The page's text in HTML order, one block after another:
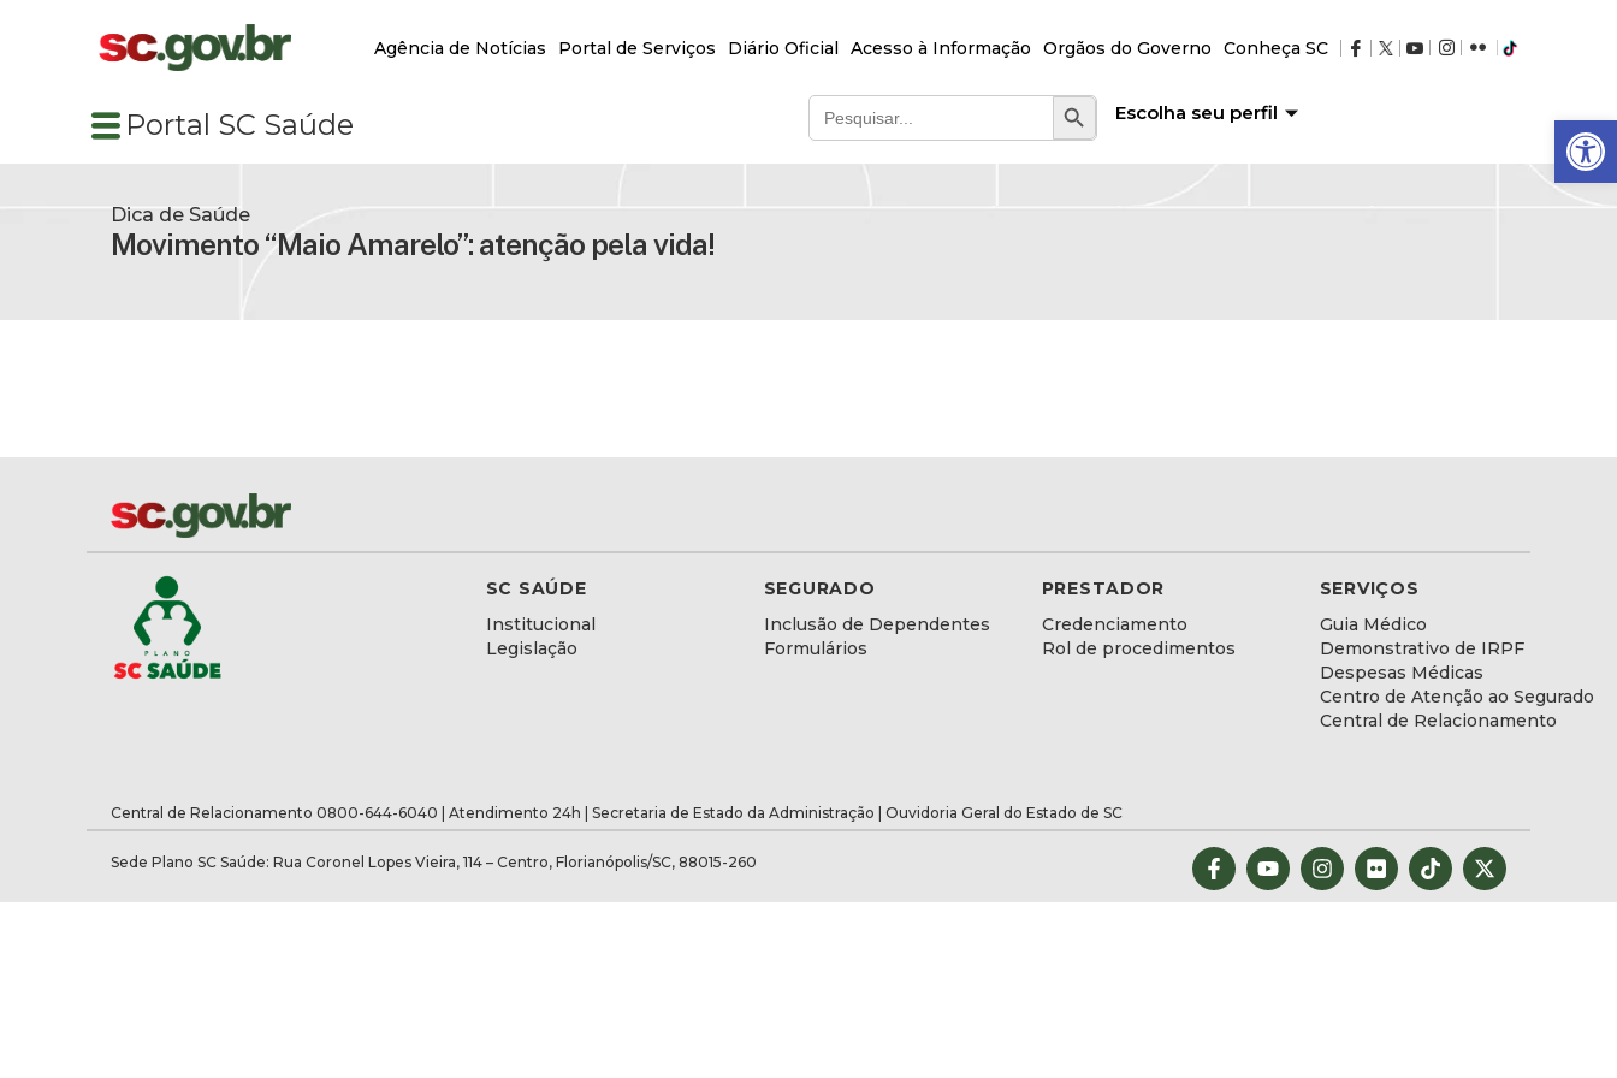
Abrir a barra de ferramentas
Agência de Notícias Portal de Serviços Diário Oficial Acesso à Informação Orgãos do Governo Conheça SC
Portal SC Saúde
Search
for:
SEARCH BUTTON
Escolha seu perfil
Movimento “Maio Amarelo”: atenção pela vida!
Dica de Saúde
SC SAÚDE
Institucional
Legislação
SEGURADO
Inclusão de Dependentes
Formulários
PRESTADOR
Credenciamento
Rol de procedimentos
SERVIÇOS
Guia Médico
Demonstrativo de IRPF
Despesas Médicas
Centro de Atenção ao Segurado
Central de Relacionamento
Central de Relacionamento 0800-644-6040 | Atendimento 24h | Secretaria de Estado da Administração | Ouvidoria Geral do Estado de SC
Sede Plano SC Saúde: Rua Coronel Lopes Vieira, 114 – Centro, Florianópolis/SC, 88015-260